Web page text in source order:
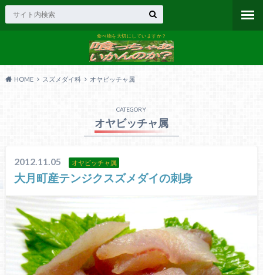
食べ物を大切にしていますか？
HOME スズメダイ科 オヤビッチャ属
CATEGORY
オヤビッチャ属
2012.11.05 オヤビッチャ属
大月町産テンジクスズメダイの刺身